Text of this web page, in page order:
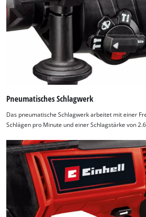
Pneumatisches Schlagwerk
Das pneumatische Schlagwerk arbeitet mit einer
Schlägen pro Minute und einer Schlagstärke von 2.6